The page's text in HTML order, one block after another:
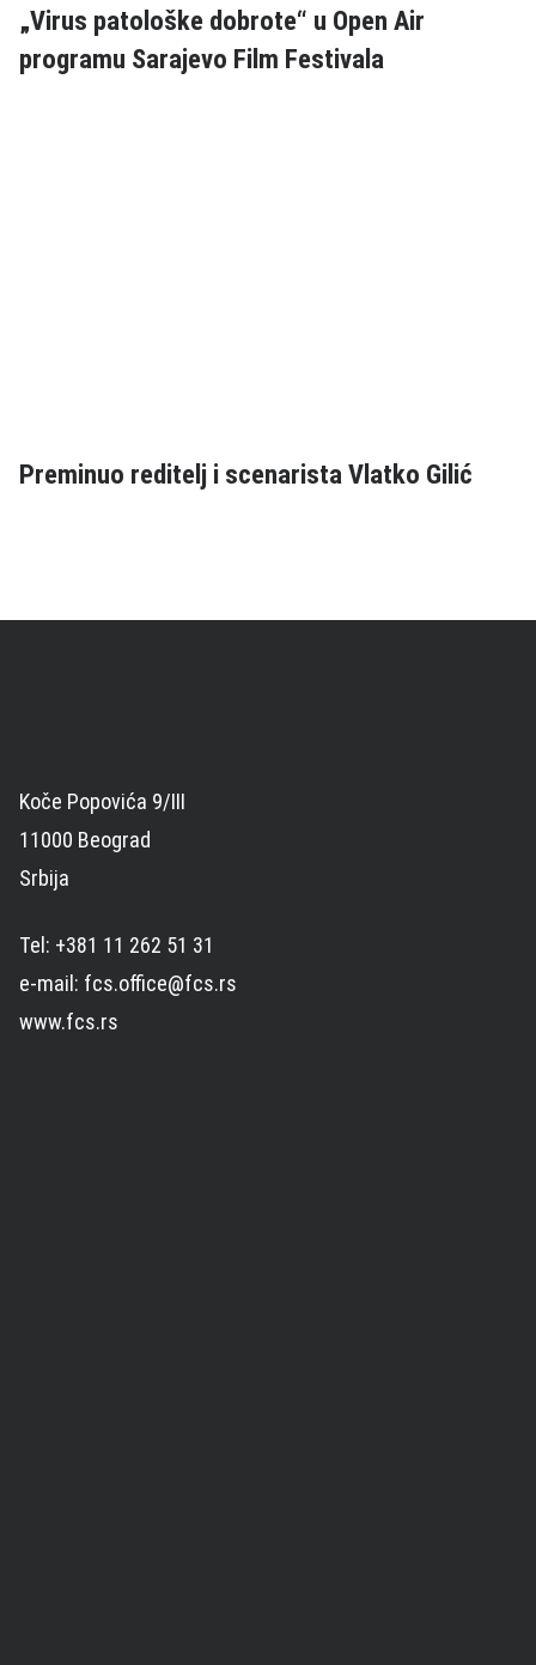
„Virus patološke dobrote“ u Open Air
programu Sarajevo Film Festivala
Preminuo reditelj i scenarista Vlatko Gilić
Koče Popovića 9/III
11000 Beograd
Srbija
Tel: +381 11 262 51 31
e-mail: fcs.office@fcs.rs
www.fcs.rs